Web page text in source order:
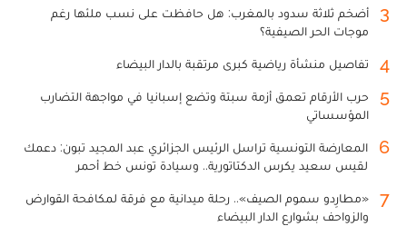
3
أضخم ثلاثة سدود بالمغرب: هل حافظت على نسب ملئها رغم
موجات الحر الصيفية؟
4 تفاصيل منشأة رياضية كبرى مرتقبة بالدار البيضاء
5
حرب الأرقام تعمق أزمة سبتة وتضع إسبانيا في مواجهة التضارب
المؤسساتي
6
المعارضة التونسية تراسل الرئيس الجزائري عبد المجيد تبون: دعمك
لقيس سعيد يكرس الدكتاتورية.. وسيادة تونس خط أحمر
7
«مطارِدو سموم الصيف».. رحلة ميدانية مع فرقة لمكافحة القوارض
والزواحف بشوارع الدار البيضاء